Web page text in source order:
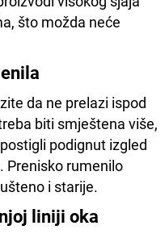
što možda neće
da ne prelazi ispod
biti smještena više,
podignut izgled
Prenisko rumenilo
i starije.
liniji oka